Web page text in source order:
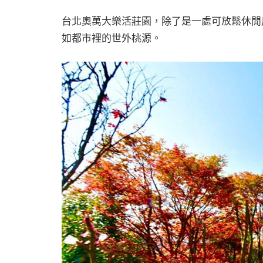
台北奧萬大樂活莊園，除了是一處可放鬆休
如都市裡的世外桃源。